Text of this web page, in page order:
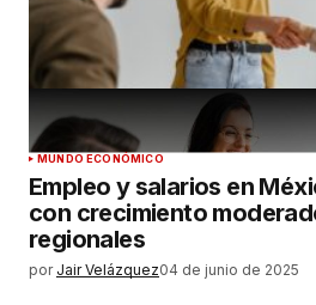
MUNDO ECONÓMICO
Empleo y salarios en
con crecimiento
regionales
por Jair Velázquez04 de junio de 2025